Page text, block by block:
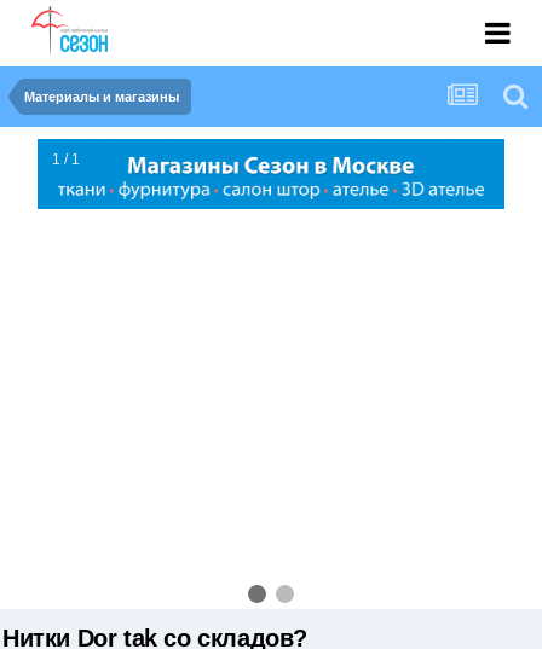
Материалы и магазины
1 / 1
Нитки Dor tak со складов?